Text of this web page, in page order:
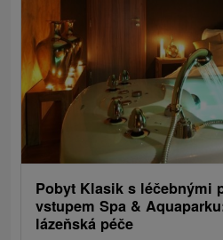
Pobyt Klasik s léčebnými
vstupem Spa &
lázeňská péče